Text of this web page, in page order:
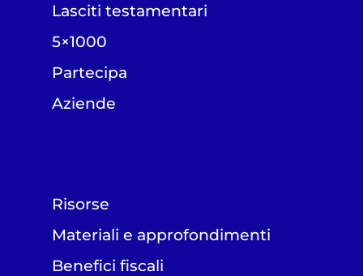
Lasciti testamentari
5×1000
Partecipa
Aziende
Risorse
Materiali e approfondimenti
Benefici fiscali